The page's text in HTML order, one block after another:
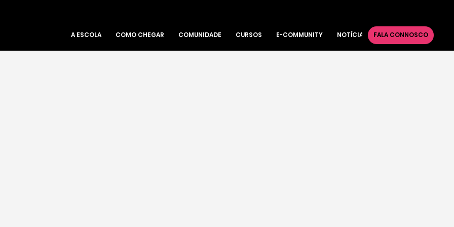
A ESCOLA COMO CHEGAR COMUNIDADE CURSOS E-COMMUNITY NOTÍCIAS FALA CONNOSCO